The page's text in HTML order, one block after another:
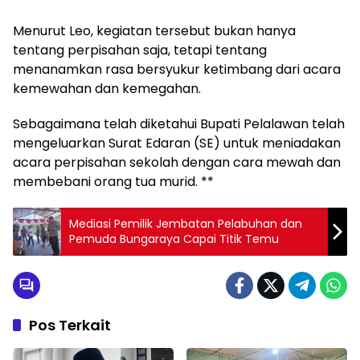
Menurut Leo, kegiatan tersebut bukan hanya
tentang perpisahan saja, tetapi tentang
menanamkan rasa bersyukur ketimbang dari acara
kemewahan dan kemegahan.
Sebagaimana telah diketahui Bupati Pelalawan telah
mengeluarkan Surat Edaran (SE) untuk meniadakan
acara perpisahan sekolah dengan cara mewah dan
membebani orang tua murid. **
Mediasi Pemilik Jembatan Pelabuhan dan
Pemuda Bungaraya Capai Titik Temu
Pos Terkait